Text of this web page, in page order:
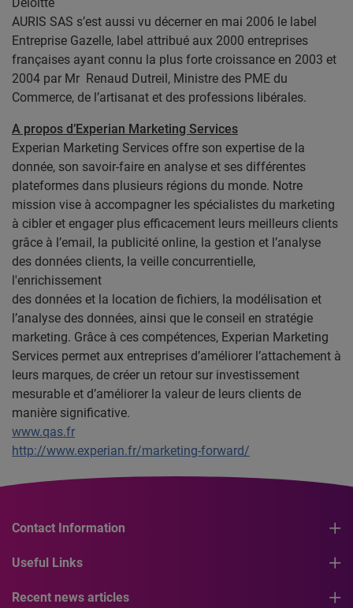
AURIS SAS s’est aussi vu décerner en mai 2006 le label
Entreprise Gazelle, label attribué aux 2000 entreprises
françaises ayant connu la plus forte croissance en 2003 et
2004 par Mr Renaud Dutreil, Ministre des PME du
Commerce, de l’artisanat et des professions libérales.
A propos d’Experian Marketing Services
Experian Marketing Services offre son expertise de la
donnée, son savoir-faire en analyse et ses différentes
plateformes dans plusieurs régions du monde. Notre
mission vise à accompagner les spécialistes du marketing
à cibler et engager plus efficacement leurs meilleurs clients
grâce à l’email, la publicité online, la gestion et l’analyse
des données clients, la veille concurrentielle,
l'enrichissement
des données et la location de fichiers, la modélisation et
l’analyse des données, ainsi que le conseil en stratégie
marketing. Grâce à ces compétences, Experian Marketing
Services permet aux entreprises d’améliorer l’attachement à
leurs marques, de créer un retour sur investissement
mesurable et d’améliorer la valeur de leurs clients de
manière significative.
www.qas.fr
http://www.experian.fr/marketing-forward/
Contact Information
Useful Links
Recent news articles